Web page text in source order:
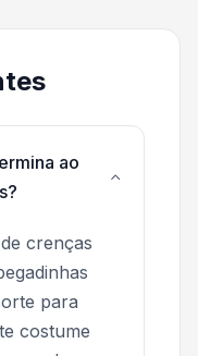
ao
crenças
para
costume